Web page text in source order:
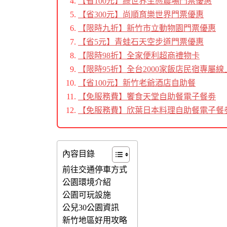
【省300元】尚順育樂世界門票優惠
【限時九折】新竹市立動物園門票優惠
【省5元】青蛙石天空步道門票優惠
【限時98折】 全家便利超商禮物卡
【限時95折】全台2000家飯店民宿專屬線
【省100元】新竹老爺酒店自助餐
【免服務費】饗食天堂自助餐電子餐劵
【免服務費】欣葉日本料理自助餐電子餐
內容目錄
前往交通停車方式
公園環境介紹
公園可玩設施
公兒30公園資訊
新竹地區好用攻略